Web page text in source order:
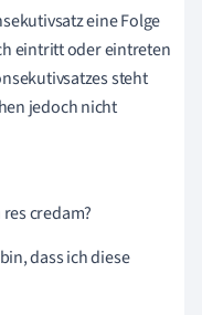
eine Folge
eintritt oder eintreten
steht
jedoch nicht
credam?
dass ich diese